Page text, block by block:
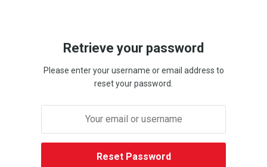
Retrieve your password
Please enter your username or email address to
reset your password.